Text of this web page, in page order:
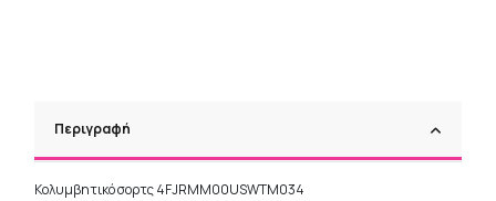
Περιγραφή
Κολυμβητικό σορτς 4FJRMM00USWTM034